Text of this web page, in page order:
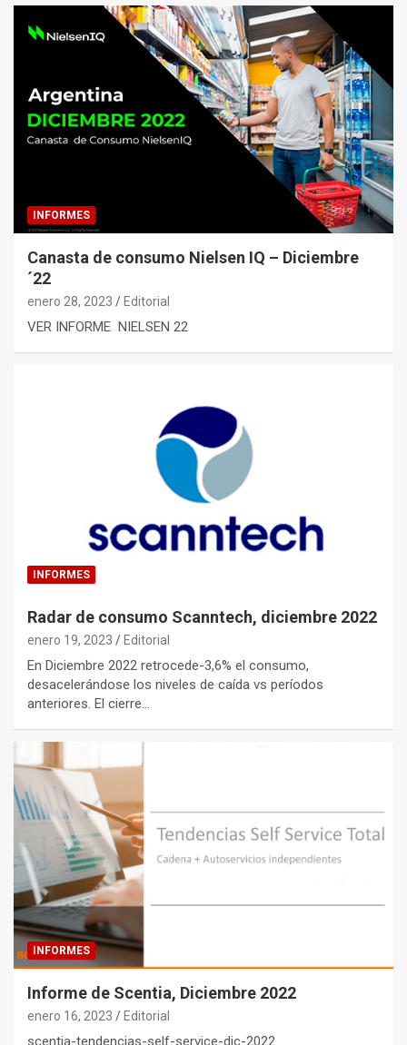
INFORMES
Canasta de consumo Nielsen IQ – Diciembre
´22
enero 28, 2023 Editorial
VER INFORME NIELSEN 22
INFORMES
Radar de consumo Scanntech, diciembre 2022
enero 19, 2023 Editorial
En Diciembre 2022 retrocede-3,6% el consumo,
desacelerándose los niveles de caída vs períodos
anteriores. El cierre…
INFORMES
Informe de Scentia, Diciembre 2022
enero 16, 2023 Editorial